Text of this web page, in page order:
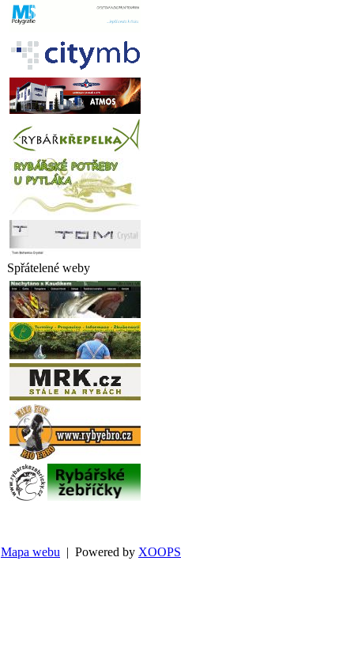
Spřátelené weby
Mapa webu | Powered by XOOPS